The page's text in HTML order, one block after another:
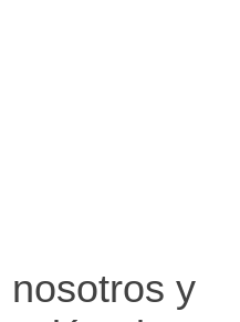
nosotros y